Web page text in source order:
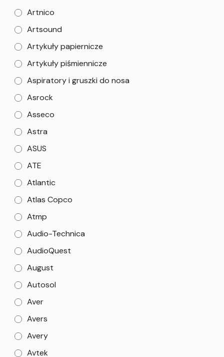
Artnico
Artsound
Artykuły papiernicze
Artykuły piśmiennicze
Aspiratory i gruszki do nosa
Asrock
Asseco
Astra
ASUS
ATE
Atlantic
Atlas Copco
Atmp
Audio-Technica
AudioQuest
August
Autosol
Aver
Avers
Avery
Avtek